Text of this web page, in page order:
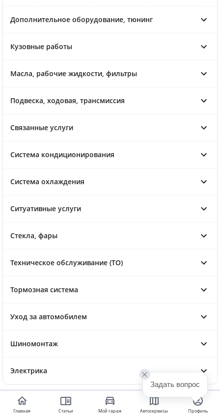
Дополнительное оборудование, тюнинг
Кузовные работы
Масла, рабочие жидкости, фильтры
Подвеска, ходовая, трансмиссия
Связанные услуги
Система кондиционирования
Система охлаждения
Ситуативные услуги
Стекла, фары
Техническое обслуживание (ТО)
Тормозная система
Уход за автомобилем
Шиномонтаж
Электрика
Главная Статьи Мой гараж Автосервисы Профиль
Задать вопрос